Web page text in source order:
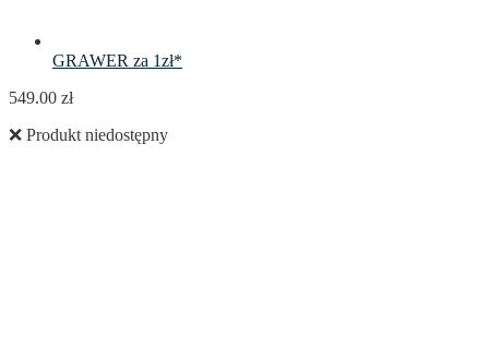
GRAWER za 1zł*
549.00 zł
❌ Produkt niedostępny